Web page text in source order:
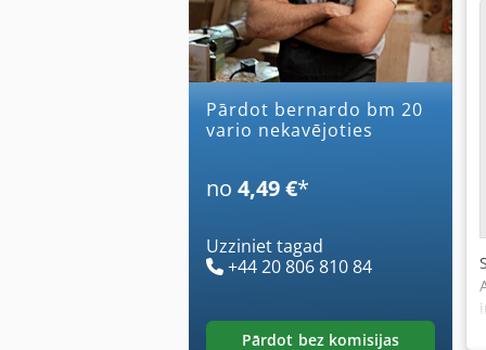
Pārdot bernardo bm 20
vario nekavējoties
no 4,49 €*
Uzziniet tagad
+44 20 806 810 84
pārdot bez komisijas